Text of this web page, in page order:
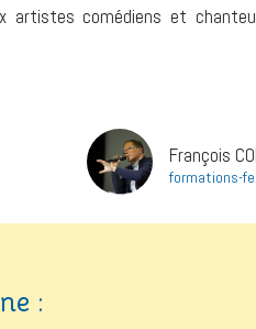
artistes comédiens et
François
formations-
: